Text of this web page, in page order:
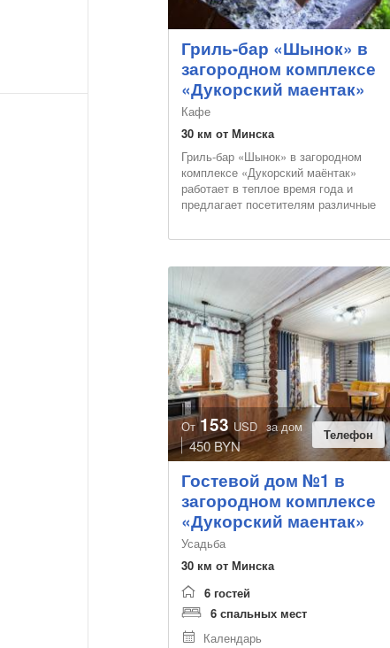
Гриль-бар «Шынок» в
загородном комплексе
«Дукорский маентак»
Кафе
30 км от Минска
Гриль-бар «Шынок» в загородном
комплексе «Дукорский маёнтак»
работает в теплое время года и
предлагает посетителям различные
Дукорского бровара, а так...
От 153 USD за дом
450 BYN
Телефон
Гостевой дом №1 в
загородном комплексе
«Дукорский маентак»
Усадьба
30 км от Минска
6 гостей
6 спальных мест
Календарь